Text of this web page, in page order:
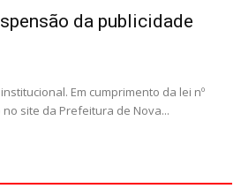
da publicidade
Em cumprimento da lei nº
site da Prefeitura de Nova...